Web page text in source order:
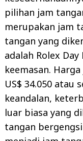
pilihan jam
merupakan jam
tangan yang
adalah Rolex
keemasan.
US$ 34.050 atau
keandalan,
luar biasa yang
tangan